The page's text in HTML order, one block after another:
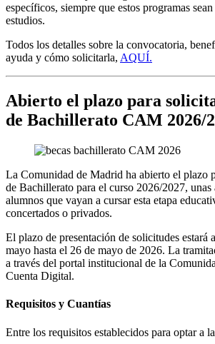
específicos, siempre que estos programas
estudios.
Todos los detalles sobre la convocatoria,
ayuda y cómo solicitarla, AQUÍ.
Abierto el plazo para
de Bachillerato CAM 2026/
La Comunidad de Madrid ha abierto el plazo
de Bachillerato para el curso 2026/2027, unas
alumnos que vayan a cursar esta etapa
concertados o privados.
El plazo de presentación de solicitudes estará
mayo hasta el 26 de mayo de 2026. La
a través del portal institucional de la
Cuenta Digital.
Requisitos y Cuantías
Entre los requisitos establecidos para optar a